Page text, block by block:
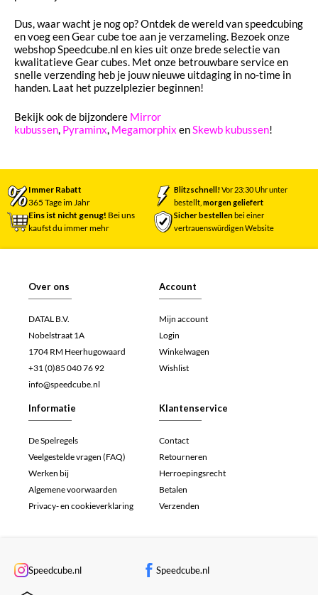
Dus, waar wacht je nog op? Ontdek de wereld van speedcubing
en voeg een Gear cube toe aan je verzameling. Bezoek onze
webshop Speedcube.nl en kies uit onze brede selectie van
kwalitatieve Gear cubes. Met onze betrouwbare service en
snelle verzending heb je jouw nieuwe uitdaging in no-time in
handen. Laat het puzzelplezier beginnen!
Bekijk ook de bijzondere Mirror
kubussen, Pyraminx, Megamorphix enSkewb kubussen!
Immer Rabatt
365 Tage im Jahr
Blitzschnell!Vor 23:30 Uhr unter
bestellt,morgen geliefert
Eins ist nicht genug! Bei uns
kaufst du immer mehr
Sicher bestellen bei einer
vertrauenswürdigen Website
Over ons
DATAL B.V.
Nobelstraat 1A
1704 RM Heerhugowaard
+31 (0)85 040 76 92
info@speedcube.nl
Account
Mijn account
Login
Winkelwagen
Wishlist
Informatie
De Spelregels
Veelgestelde vragen (FAQ)
Werken bij
Algemene voorwaarden
Privacy- en cookieverklaring
Klantenservice
Contact
Retourneren
Herroepingsrecht
Betalen
Verzenden
Speedcube.nl Speedcube.nl